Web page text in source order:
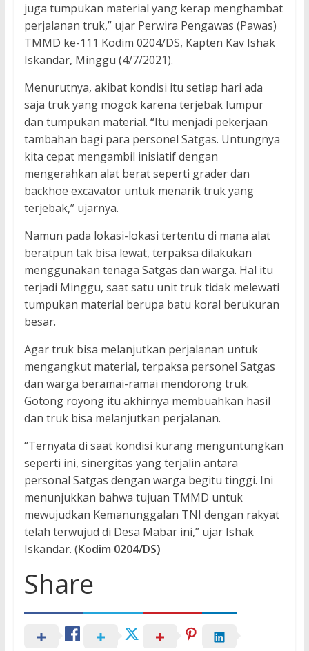
juga tumpukan material yang kerap menghambat
perjalanan truk,” ujar Perwira Pengawas (Pawas)
TMMD ke-111 Kodim 0204/DS, Kapten Kav Ishak
Iskandar, Minggu (4/7/2021).
Menurutnya, akibat kondisi itu setiap hari ada
saja truk yang mogok karena terjebak lumpur
dan tumpukan material. “Itu menjadi pekerjaan
tambahan bagi para personel Satgas. Untungnya
kita cepat mengambil inisiatif dengan
mengerahkan alat berat seperti grader dan
backhoe excavator untuk menarik truk yang
terjebak,” ujarnya.
Namun pada lokasi-lokasi tertentu di mana alat
beratpun tak bisa lewat, terpaksa dilakukan
menggunakan tenaga Satgas dan warga. Hal itu
terjadi Minggu, saat satu unit truk tidak melewati
tumpukan material berupa batu koral berukuran
besar.
Agar truk bisa melanjutkan perjalanan untuk
mengangkut material, terpaksa personel Satgas
dan warga beramai-ramai mendorong truk.
Gotong royong itu akhirnya membuahkan hasil
dan truk bisa melanjutkan perjalanan.
“Ternyata di saat kondisi kurang menguntungkan
seperti ini, sinergitas yang terjalin antara
personal Satgas dengan warga begitu tinggi. Ini
menunjukkan bahwa tujuan TMMD untuk
mewujudkan Kemanunggalan TNI dengan rakyat
telah terwujud di Desa Mabar ini,” ujar Ishak
Iskandar. (Kodim 0204/DS)
Share